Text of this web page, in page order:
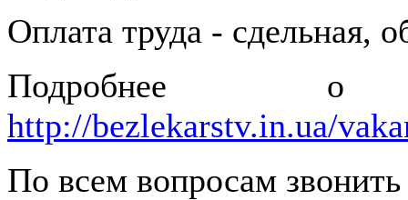
Оплата труда - сдельная,
Подробнее о
http://bezlekarstv.in.ua/
По всем вопросам